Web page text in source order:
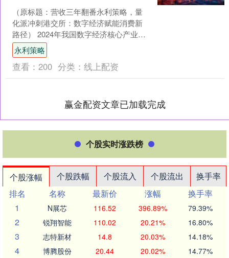
（原标题：营收三年翻番永利策略，量
化派冲刺港交所：数字经济赋能消费新
路径） 2024年我国数字经济核心产业发
明专利授权量达50万件，位居全球第
一；全国数据企业数....
永利策略
查看： 200 分类： 线上配资
赢金配资文章已加载完成
个股实时涨跌榜
个股涨幅 个股跌幅 个股流入 个股流出
换手率
排名
名称 最新价 涨幅
换手率
1
N展芯 116.52 396.89% 79.39%
2 锐翔智能 110.02 20.21% 16.80%
3 志特新材 14.8 20.03% 14.18%
4 博腾股份 20.44 20.02% 14.77%